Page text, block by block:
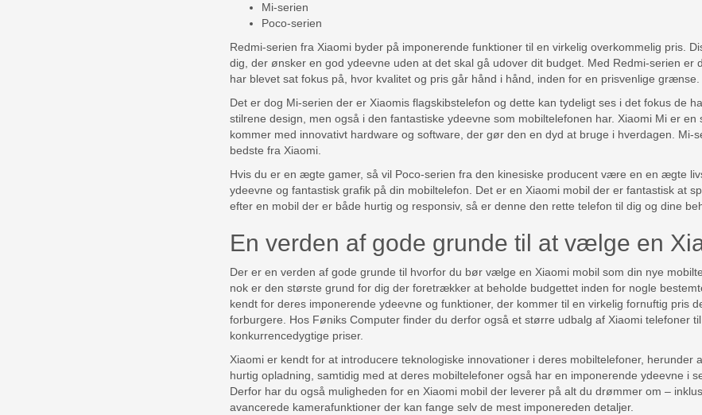
Mi-serien
Poco-serien
Redmi-serien fra Xiaomi byder på imponerende funktioner til en virkelig overkommelig pris.
dig, der ønsker en god ydeevne uden at det skal gå udover dit budget. Med Redmi-serien er
har blevet sat fokus på, hvor kvalitet og pris går hånd i hånd, inden for en prisvenlige grænse.
Det er dog Mi-serien der er Xiaomis flagskibstelefon og dette kan tydeligt ses i det fokus de
stilrene design, men også i den fantastiske ydeevne som mobiltelefonen har. Xiaomi Mi er
kommer med innovativt hardware og software, der gør den en dyd at bruge i hverdagen. Mi-
bedste fra Xiaomi.
Hvis du er en ægte gamer, så vil Poco-serien fra den kinesiske producent være en en ægte
ydeevne og fantastisk grafik på din mobiltelefon. Det er en Xiaomi mobil der er fantastisk at
efter en mobil der er både hurtig og responsiv, så er denne den rette telefon til dig og dine
En verden af gode grunde til at vælge en
Der er en verden af gode grunde til hvorfor du bør vælge en Xiaomi mobil som din nye
nok er den største grund for dig der foretrækker at beholde budgettet inden for nogle
kendt for deres imponerende ydeevne og funktioner, der kommer til en virkelig fornuftig pris
forburgere. Hos Føniks Computer finder du derfor også et større udbalg af Xiaomi telefoner
konkurrencedygtige priser.
Xiaomi er kendt for at introducere teknologiske innovationer i deres mobiltelefoner, herunder
hurtig opladning, samtidig med at deres mobiltelefoner også har en imponerende ydeevne i
Derfor har du også muligheden for en Xiaomi mobil der leverer på alt du drømmer om –
avancerede kamerafunktioner der kan fange selv de mest imponereden detaljer.